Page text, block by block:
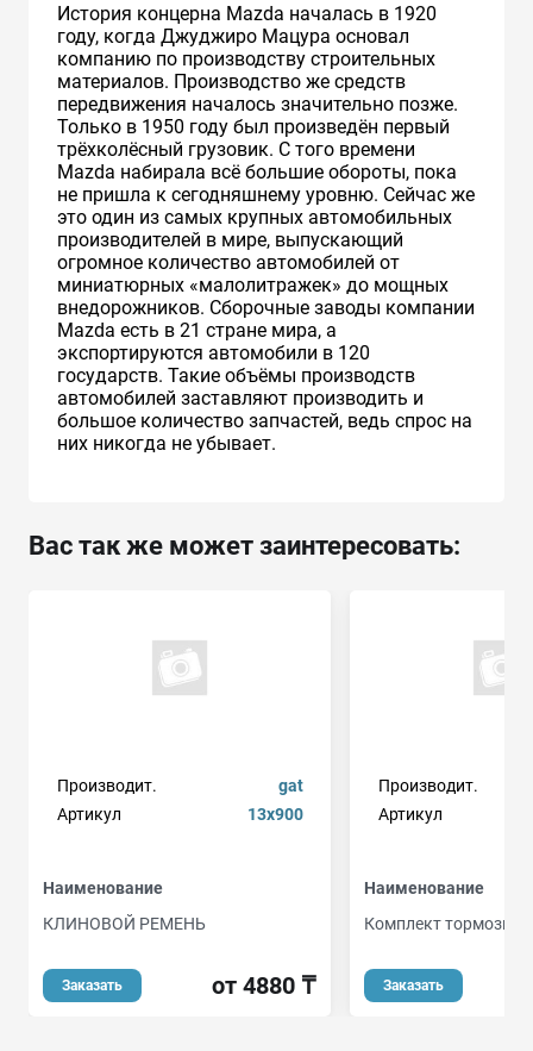
История концерна Mazda началась в 1920
году, когда Джуджиро Мацура основал
компанию по производству строительных
материалов. Производство же средств
передвижения началось значительно позже.
Только в 1950 году был произведён первый
трёхколёсный грузовик. С того времени
Mazda набирала всё большие обороты, пока
не пришла к сегодняшнему уровню. Сейчас же
это один из самых крупных автомобильных
производителей в мире, выпускающий
огромное количество автомобилей от
миниатюрных «малолитражек» до мощных
внедорожников. Сборочные заводы компании
Mazda есть в 21 стране мира, а
экспортируются автомобили в 120
государств. Такие объёмы производств
автомобилей заставляют производить и
большое количество запчастей, ведь спрос на
них никогда не убывает.
Вас так же может заинтересовать:
Производит.
gat
Артикул
13x900
Наименование
КЛИНОВОЙ РЕМЕНЬ
Заказать от 4880 ₸
Производит.
Артикул
Наименование
Комплект
Заказать